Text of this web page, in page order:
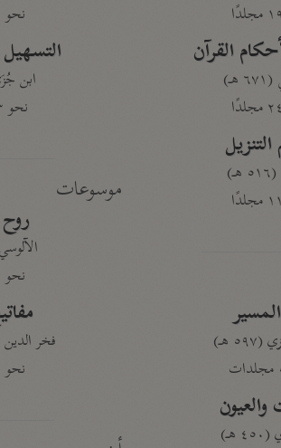
القرآن
هـ)
هـ)
نحو ١١ مجلدًا
التسهيل
ابن جُزَيّ
نحو ٣ مجلدات
موسوعات
الآلوسي
نحو ٢٨ مجلدًا
فخر الدين
نحو ٢٤ مجلدًا